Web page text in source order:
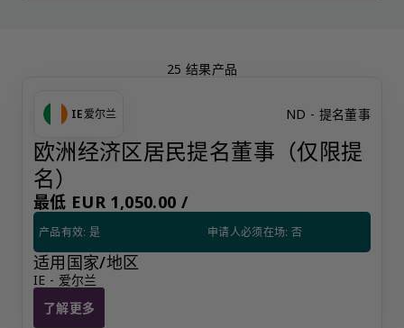
25 结果产品
IE爱尔兰 ND - 提名董事
欧洲经济区居民提名董事（仅限提
名）
最低 EUR 1,050.00 /
产品有效: 是 申请人必须在场: 否
适用国家/地区
IE - 爱尔兰
了解更多
欧洲经济区居民提名董事（仅限提名）